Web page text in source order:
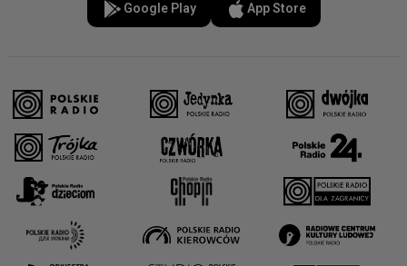
Google Play App Store